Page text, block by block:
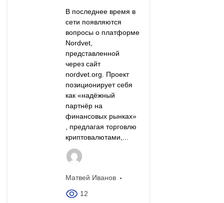
В последнее время в
сети появляются
вопросы о платформе
Nordvet,
представленной
через сайт
nordvet.org. Проект
позиционирует себя
как «надёжный
партнёр на
финансовых рынках»
, предлагая торговлю
криптовалютами,...
Матвей Иванов
12